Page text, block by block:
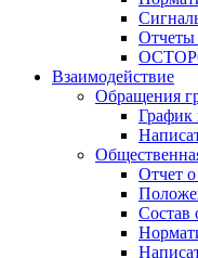
Взаимодействие
Обращения
График
Отчет
Состав